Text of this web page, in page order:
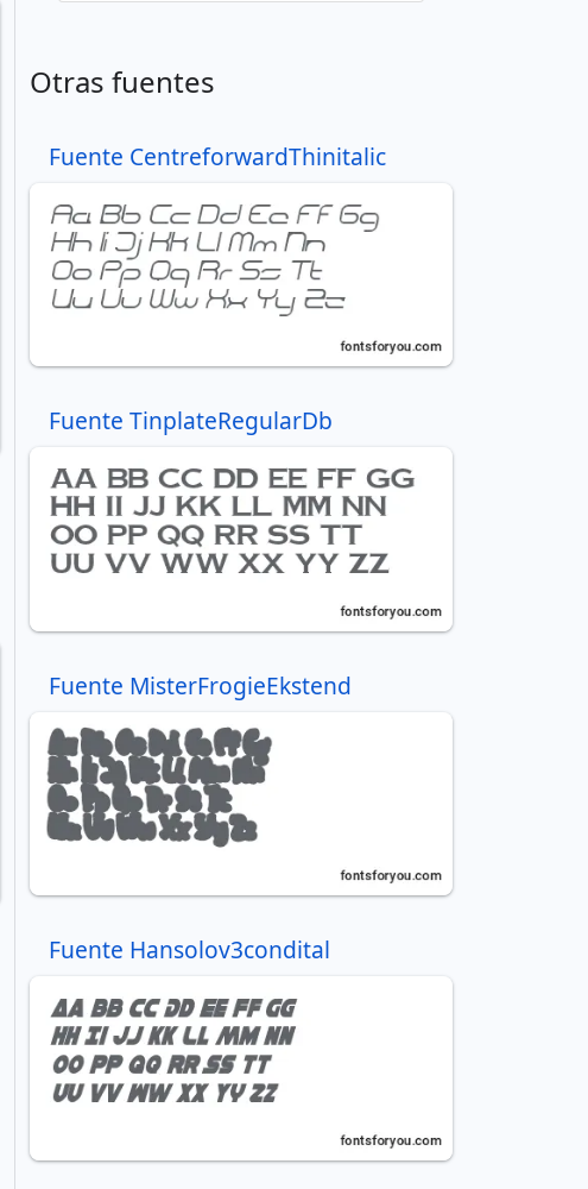
Otras fuentes
Fuente CentreforwardThinitalic
Fuente TinplateRegularDb
Fuente MisterFrogieEkstend
Fuente Hansolov3condital